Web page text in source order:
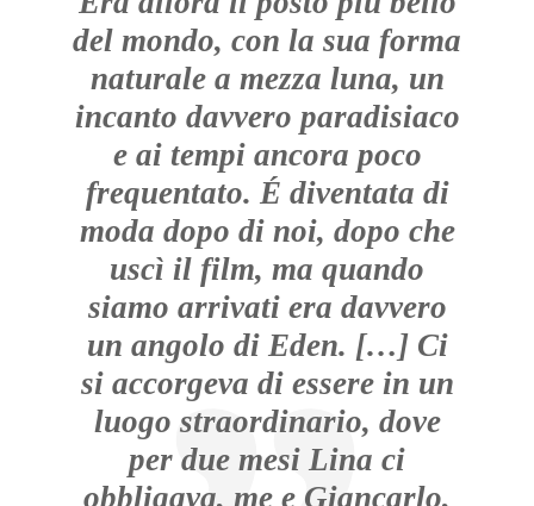
del mondo, con la sua forma
naturale a mezza luna, un
incanto davvero paradisiaco
e ai tempi ancora poco
frequentato. É diventata di
moda dopo di noi, dopo che
uscì il film, ma quando
siamo arrivati era davvero
un angolo di Eden. […] Ci
si accorgeva di essere in un
luogo straordinario, dove
per due mesi Lina ci
obbligava, me e Giancarlo,